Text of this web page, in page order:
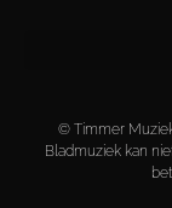
© Timmer
Bladmuziek kan